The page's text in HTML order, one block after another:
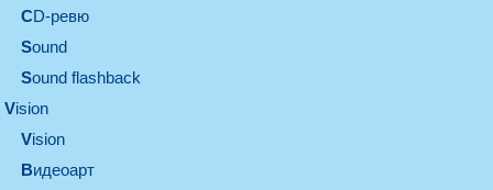
CD-ревю
sound
Sound flashback
vision
vision
видеоарт